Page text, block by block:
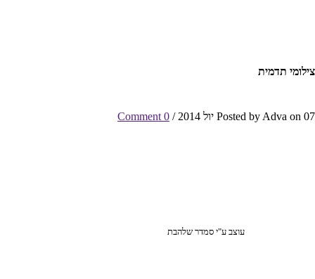
צילומי תדמית
Posted by Adva on 07 יול 2014 / 0 Comment
עוצב ע"י סמדר שלהבת